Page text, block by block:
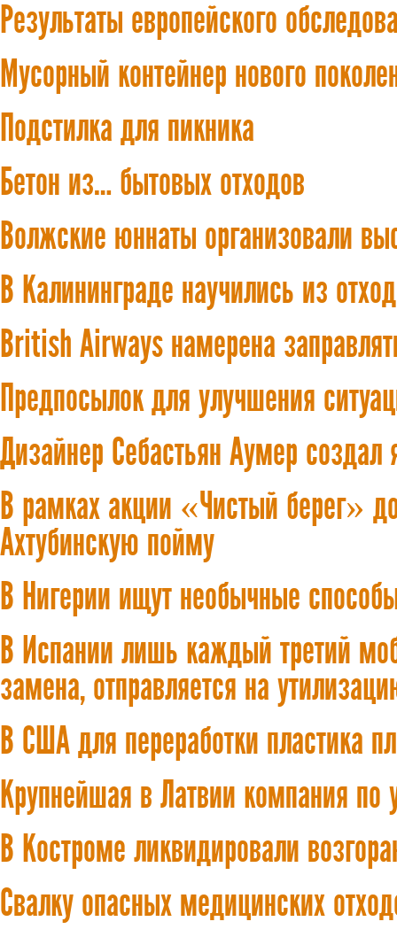
Результаты европейского
Мусорный контейнер нового
Подстилка для пикника
Бетон из… бытовых отходов
Волжские юннаты организовали
В Калининграде научились из
British Airways намерена
Предпосылок для улучшения
Дизайнер Себастьян Аумер создал
В рамках акции «Чистый берег»
Ахтубинскую пойму
В Нигерии ищут необычные
В Испании лишь каждый третий
замена, отправляется на
В США для переработки пластика
Крупнейшая в Латвии компания по
В Костроме ликвидировали
Свалку опасных медицинских